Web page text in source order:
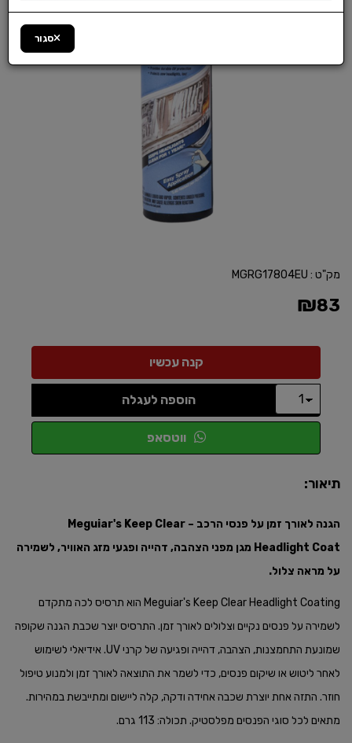
מק"ט : MGRG17804EU
₪83
הוספה לעגלה
ווטסאפ
תיאור:
הגנה לאורך זמן על פנסי הרכב – Meguiar's Keep Clear
Headlight Coat מגן מפני הצהבה, דהייה ופגעי מזג האוויר, לשמירה
על מראה צלול.​
Meguiar's Keep Clear Headlight Coating הוא תרסיס לכה מתקדם
לשמירה על פנסים נקיים וצלולים לאורך זמן. התרסיס יוצר שכבת הגנה שקופה
שמונעת התחמצנות, הצהבה, דהייה ופגיעה של קרני UV. אידיאלי לשימוש
לאחר ליטוש או שיקום פנסים, כדי לשמר את התוצאה לאורך זמן ולמנוע טיפול
חוזר. התזה אחת יוצרת שכבה אחידה ודקה, קלה ליישום ומתייבשת במהירות.
מתאים לכל סוגי הפנסים מפלסטיק. תכולה: 113 גרם.
סגור